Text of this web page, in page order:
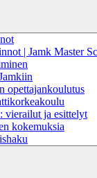
| Jamk Master
opettajankoulutus
vierailut ja esittelyt
kokemuksia